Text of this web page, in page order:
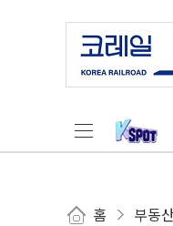
홈 부동